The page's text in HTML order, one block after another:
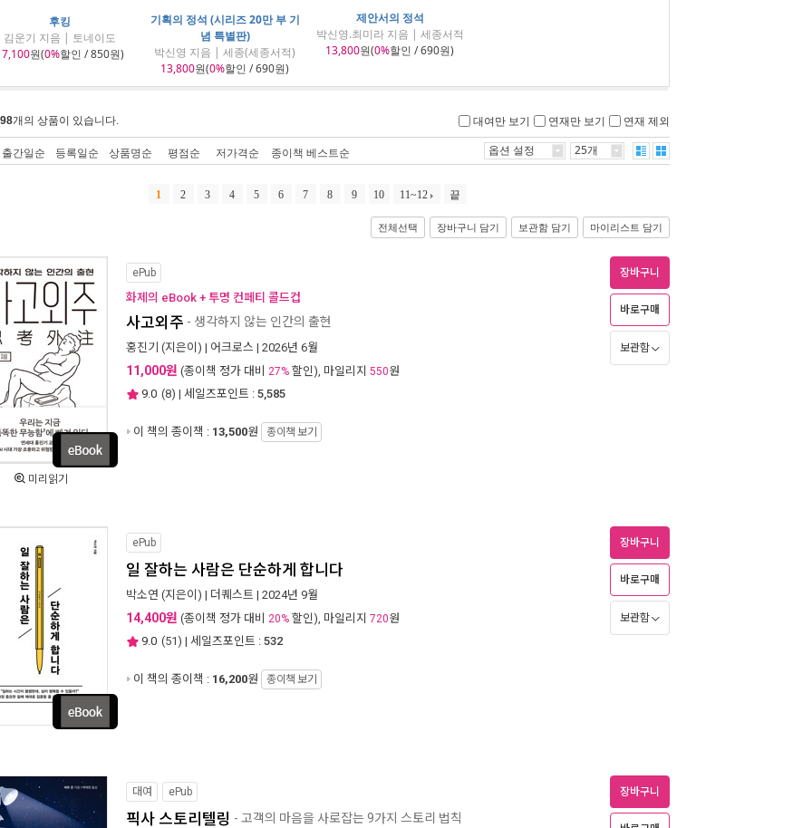
후킹
김운기 지음 | 토네이도
원(0%할인 / 850원)
기획의 정석 (시리즈 20만 부 기
념 특별판)
박신영 지음 | 세종(세종서적)
13,800원(0%할인 / 690원)
제안서의 정석
박신영.최미라 지음 | 세종서적
13,800원(0%할인 / 690원)
개의 상품이 있습니다. 대여만 보기 연재만 보기 연재 제외
출간일순 등록일순 상품명순 평점순 저가격순 종이책 베스트순 옵션 설정 25개
1 2 3 4 5 6 7 8 9 10 11~12 끝
전체선택 장바구니 담기 보관함 담기 마이리스트 담기
미리읽기
ePub
화제의 eBook + 투명 컨페티 콜드컵
사고외주 - 생각하지 않는 인간의 출현
홍진기 (지은이) | 어크로스 | 2026년 6월
11,000원 (종이책 정가 대비 27% 할인), 마일리지 550원
9.0 (8) | 세일즈포인트 : 5,585
이 책의 종이책 : 13,500원 종이책 보기
장바구니
바로구매
보관함
ePub
일 잘하는 사람은 단순하게 합니다
박소연 (지은이) | 더퀘스트 | 2024년 9월
14,400원 (종이책 정가 대비 20% 할인), 마일리지 720원
9.0 (51) | 세일즈포인트 : 532
이 책의 종이책 : 16,200원 종이책 보기
장바구니
바로구매
보관함
대여 ePub
픽사 스토리텔링 - 고객의 마음을 사로잡는 9가지 스토리 법칙
장바구니